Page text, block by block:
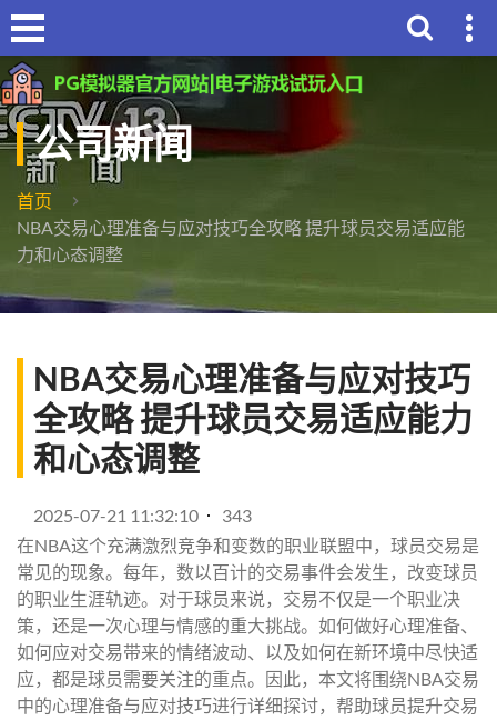
公司新闻
首页
NBA交易心理准备与应对技巧全攻略 提升球员交易适应能
力和心态调整
NBA交易心理准备与应对技巧
全攻略 提升球员交易适应能力
和心态调整
2025-07-21 11:32:10
343
在NBA这个充满激烈竞争和变数的职业联盟中，球员交易是
常见的现象。每年，数以百计的交易事件会发生，改变球员
的职业生涯轨迹。对于球员来说，交易不仅是一个职业决
策，还是一次心理与情感的重大挑战。如何做好心理准备、
如何应对交易带来的情绪波动、以及如何在新环境中尽快适
应，都是球员需要关注的重点。因此，本文将围绕NBA交易
中的心理准备与应对技巧进行详细探讨，帮助球员提升交易